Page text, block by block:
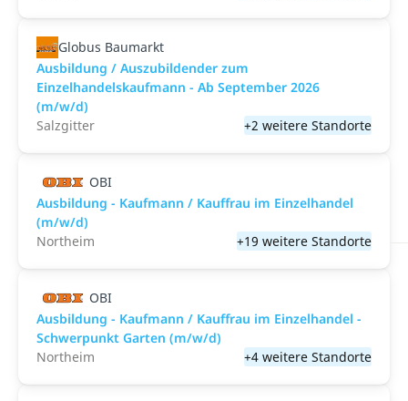
Globus Baumarkt
Ausbildung / Auszubildender zum
Einzelhandelskaufmann - Ab September 2026
(m/w/d)
Salzgitter
+2 weitere Standorte
OBI
Ausbildung - Kaufmann / Kauffrau im Einzelhandel
(m/w/d)
Northeim
+19 weitere Standorte
OBI
Ausbildung - Kaufmann / Kauffrau im Einzelhandel -
Schwerpunkt Garten (m/w/d)
Northeim
+4 weitere Standorte